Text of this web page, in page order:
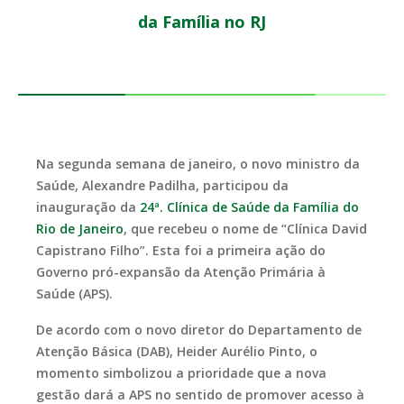
da Família no RJ
Na segunda semana de janeiro, o novo ministro da
Saúde, Alexandre Padilha, participou da
inauguração da 24ª. Clínica de Saúde da Família do
Rio de Janeiro, que recebeu o nome de “Clínica David
Capistrano Filho”. Esta foi a primeira ação do
Governo pró-expansão da Atenção Primária à
Saúde (APS).
De acordo com o novo diretor do Departamento de
Atenção Básica (DAB), Heider Aurélio Pinto, o
momento simbolizou a prioridade que a nova
gestão dará a APS no sentido de promover acesso à